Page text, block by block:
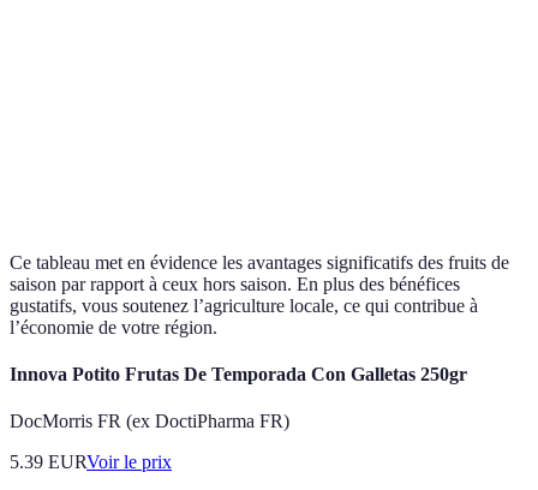
Ce tableau met en évidence les avantages significatifs des fruits de
saison par rapport à ceux hors saison. En plus des bénéfices
gustatifs, vous soutenez l’agriculture locale, ce qui contribue à
l’économie de votre région.
Innova Potito Frutas De Temporada Con Galletas 250gr
DocMorris FR (ex DoctiPharma FR)
5.39 EURVoir le prix